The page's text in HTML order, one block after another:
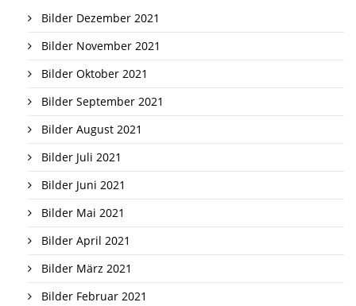
Bilder Dezember 2021
Bilder November 2021
Bilder Oktober 2021
Bilder September 2021
Bilder August 2021
Bilder Juli 2021
Bilder Juni 2021
Bilder Mai 2021
Bilder April 2021
Bilder März 2021
Bilder Februar 2021